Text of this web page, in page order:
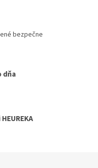
bezpečne
dňa